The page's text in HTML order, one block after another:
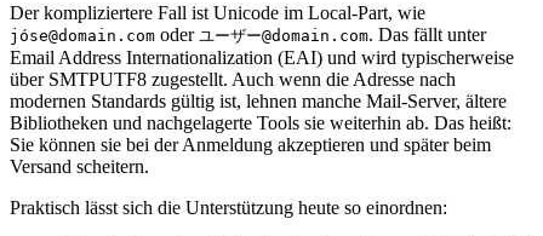
Der kompliziertere Fall ist Unicode im Local‑Part, wie
jóse@domain.com oder ユーザー@domain.com. Das fällt unter
Email Address Internationalization (EAI) und wird typischerweise
über SMTPUTF8 zugestellt. Auch wenn die Adresse nach
modernen Standards gültig ist, lehnen manche Mail‑Server, ältere
Bibliotheken und nachgelagerte Tools sie weiterhin ab. Das heißt:
Sie können sie bei der Anmeldung akzeptieren und später beim
Versand scheitern.
Praktisch lässt sich die Unterstützung heute so einordnen: